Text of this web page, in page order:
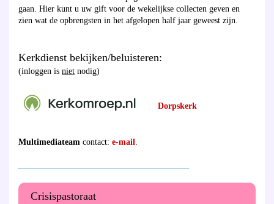
gaan. Hier kunt u uw gift voor de wekelijkse collecten geven en
zien wat de opbrengsten in het afgelopen half jaar geweest zijn.
Kerkdienst bekijken/beluisteren:
(inloggen is niet nodig)
Dorpskerk
Multimediateam contact: e-mail
Crisispastoraat